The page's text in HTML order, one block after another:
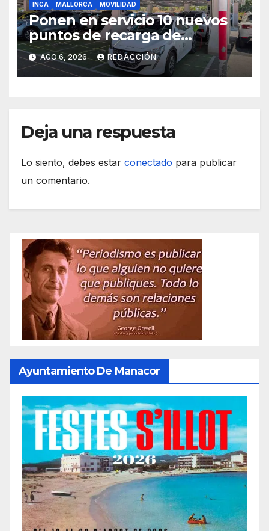
INCA MALLORCA MOVILIDAD
Ponen en servicio 10 nuevos
puntos de recarga de
vehículos eléctricos en el
Hospital de Inca
AGO 6, 2026 REDACCIÓN
Deja una respuesta
Lo siento, debes estar conectado para publicar
un comentario.
Ayuntamiento De Manacor